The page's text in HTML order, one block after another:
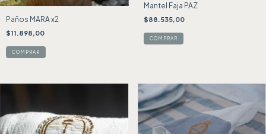
Paños MARA x2
$11.898,00
Mantel Faja PAZ
$88.535,00